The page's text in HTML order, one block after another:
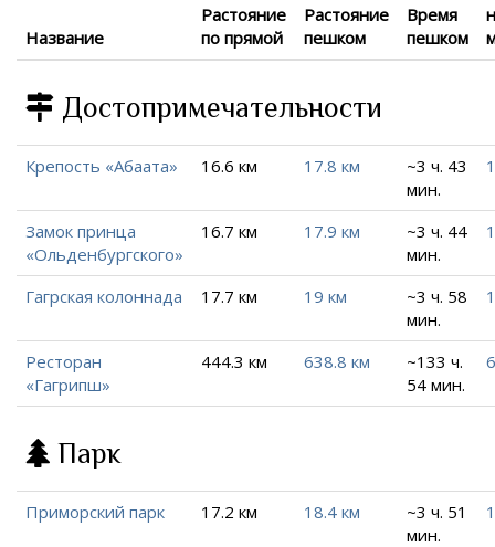
Название
Растояние
по прямой
Растояние
пешком
Время
пешком
Достопримечательности
Крепость «Абаата» 16.6 км 17.8 км
~3 ч. 43
мин.
Замок принца
«Ольденбургского»
16.7 км 17.9 км
~3 ч. 44
мин.
Гагрская колоннада 17.7 км 19 км
~3 ч. 58
мин.
Ресторан
«Гагрипш»
444.3 км 638.8 км
~133 ч.
54 мин.
Парк
Приморский парк 17.2 км 18.4 км
~3 ч. 51
мин.